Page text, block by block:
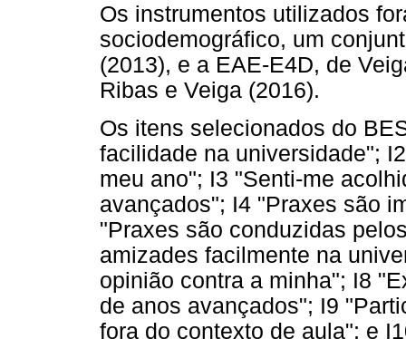
Os instrumentos utilizados
sociodemográfico, um
(2013), e a EAE-E4D, de
Ribas e Veiga (2016).
Os itens selecionados do
facilidade na universidade";
meu ano"; I3 "Senti-me
avançados"; I4 "Praxes são
"Praxes são conduzidas
amizades facilmente na
opinião contra a minha"; I8
de anos avançados"; I9
fora do contexto de aula"; e